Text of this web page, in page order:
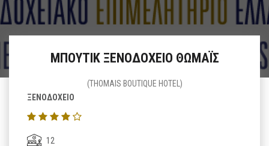
ΜΠΟΥΤΙΚ ΞΕΝΟΔΟΧΕΙΟ ΘΩΜΑΪΣ
(THOMAIS BOUTIQUE HOTEL)
ΞΕΝΟΔΟΧΕΙΟ
12